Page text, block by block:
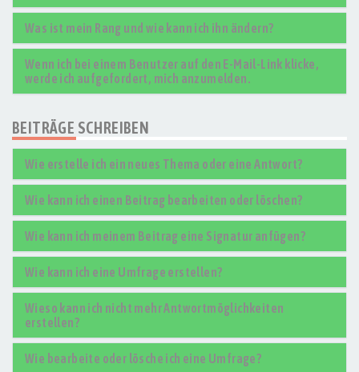
Was ist mein Rang und wie kann ich ihn ändern?
Wenn ich bei einem Benutzer auf den E-Mail-Link klicke,
werde ich aufgefordert, mich anzumelden.
BEITRÄGE SCHREIBEN
Wie erstelle ich ein neues Thema oder eine Antwort?
Wie kann ich einen Beitrag bearbeiten oder löschen?
Wie kann ich meinem Beitrag eine Signatur anfügen?
Wie kann ich eine Umfrage erstellen?
Wieso kann ich nicht mehr Antwortmöglichkeiten
erstellen?
Wie bearbeite oder lösche ich eine Umfrage?